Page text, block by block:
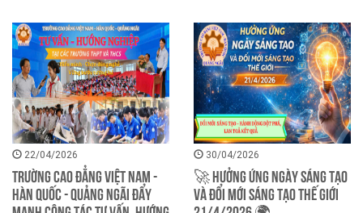
22/04/2026
TRƯỜNG CAO ĐẲNG VIỆT NAM -
HÀN QUỐC - QUẢNG NGÃI ĐẨY
30/04/2026
🚀 HƯỞNG ỨNG NGÀY SÁNG TẠO
VÀ ĐỔI MỚI SÁNG TẠO THẾ GIỚI